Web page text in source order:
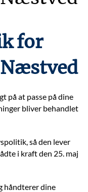
for
på at passe på dine
bliver behandlet
så den lever
i kraft den 25. maj
håndterer dine